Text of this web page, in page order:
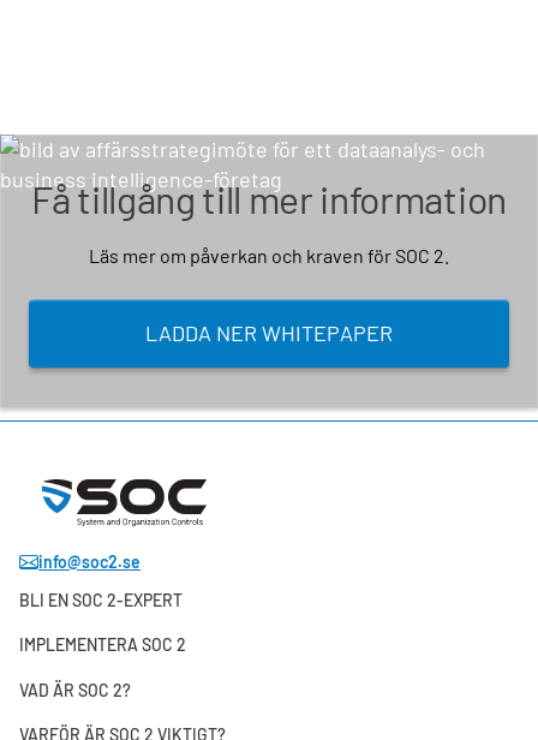
Få tillgång till mer information
Läs mer om påverkan och kraven för SOC 2.
LADDA NER WHITEPAPER
info@soc2.se
BLI EN SOC 2-EXPERT
IMPLEMENTERA SOC 2
VAD ÄR SOC 2?
VARFÖR ÄR SOC 2 VIKTIGT?